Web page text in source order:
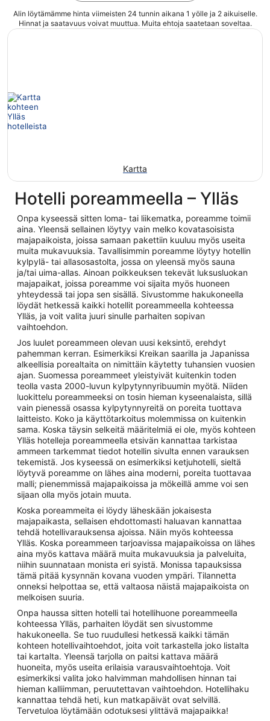
Alin löytämämme hinta viimeisten 24 tunnin aikana 1 yölle ja 2 aikuiselle.
Hinnat ja saatavuus voivat muuttua. Muita ehtoja saatetaan soveltaa.
Kartta
Hotelli poreammeella – Ylläs
Onpa kyseessä sitten loma- tai liikematka, poreamme toimii
aina. Yleensä sellainen löytyy vain melko kovatasoisista
majapaikoista, joissa samaan pakettiin kuuluu myös useita
muita mukavuuksia. Tavallisimmin poreamme löytyy hotellin
kylpylä- tai allasosastolta, jossa on yleensä myös sauna
ja/tai uima-allas. Ainoan poikkeuksen tekevät luksusluokan
majapaikat, joissa poreamme voi sijaita myös huoneen
yhteydessä tai jopa sen sisällä. Sivustomme hakukoneella
löydät hetkessä kaikki hotellit poreammeella kohteessa
Ylläs, ja voit valita juuri sinulle parhaiten sopivan
vaihtoehdon.
Jos luulet poreammeen olevan uusi keksintö, erehdyt
pahemman kerran. Esimerkiksi Kreikan saarilla ja Japanissa
alkeellisia porealtaita on nimittäin käytetty tuhansien vuosien
ajan. Suomessa poreammeet yleistyivät kuitenkin toden
teolla vasta 2000-luvun kylpytynnyribuumin myötä. Niiden
luokittelu poreammeeksi on tosin hieman kyseenalaista, sillä
vain pienessä osassa kylpytynnyreitä on poreita tuottava
laitteisto. Koko ja käyttötarkoitus molemmissa on kuitenkin
sama. Koska täysin selkeitä määritelmiä ei ole, myös kohteen
Ylläs hotelleja poreammeella etsivän kannattaa tarkistaa
ammeen tarkemmat tiedot hotellin sivulta ennen varauksen
tekemistä. Jos kyseessä on esimerkiksi ketjuhotelli, sieltä
löytyvä poreamme on lähes aina moderni, poreita tuottavaa
malli; pienemmissä majapaikoissa ja mökeillä amme voi sen
sijaan olla myös jotain muuta.
Koska poreammeita ei löydy läheskään jokaisesta
majapaikasta, sellaisen ehdottomasti haluavan kannattaa
tehdä hotellivarauksensa ajoissa. Näin myös kohteessa
Ylläs. Koska poreammeen tarjoavissa majapaikoissa on lähes
aina myös kattava määrä muita mukavuuksia ja palveluita,
niihin suunnataan monista eri syistä. Monissa tapauksissa
tämä pitää kysynnän kovana vuoden ympäri. Tilannetta
onneksi helpottaa se, että valtaosa näistä majapaikoista on
melkoisen suuria.
Onpa haussa sitten hotelli tai hotellihuone poreammeella
kohteessa Ylläs, parhaiten löydät sen sivustomme
hakukoneella. Se tuo ruudullesi hetkessä kaikki tämän
kohteen hotellivaihtoehdot, joita voit tarkastella joko listalta
tai kartalta. Yleensä tarjolla on paitsi kattava määrä
huoneita, myös useita erilaisia varausvaihtoehtoja. Voit
esimerkiksi valita joko halvimman mahdollisen hinnan tai
hieman kalliimman, peruutettavan vaihtoehdon. Hotellihaku
kannattaa tehdä heti, kun matkapäivät ovat selvillä.
Tervetuloa löytämään odotuksesi ylittävä majapaikka!